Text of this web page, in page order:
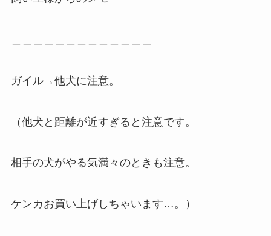
ガイル→他犬に注意。
（他犬と距離が近すぎると注意です。
相手の犬がやる気満々のときも注意。
ケンカお買い上げしちゃいます…。）